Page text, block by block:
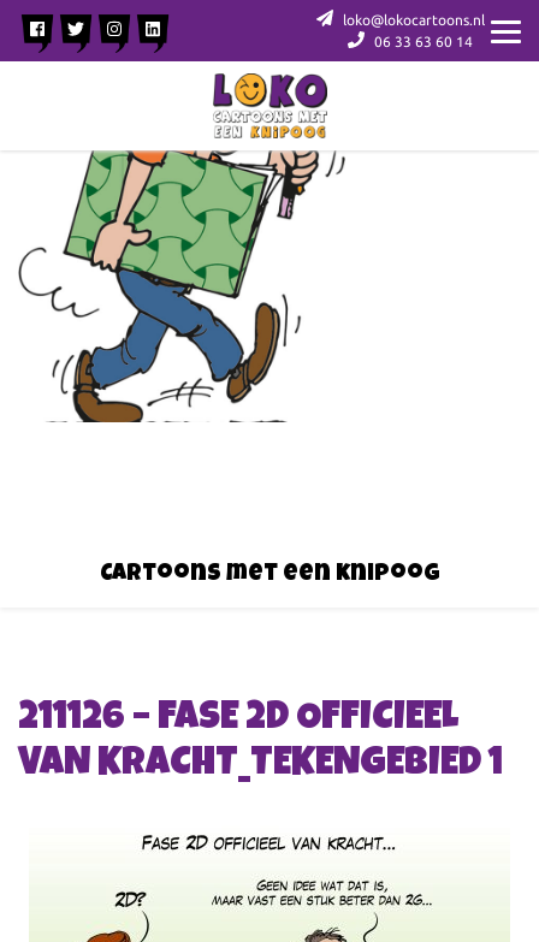
loko@lokocartoons.nl
06 33 63 60 14
Cartoons met een knipoog
211126 – FASE 2D OFFICIEEL
VAN KRACHT_TEKENGEBIED 1